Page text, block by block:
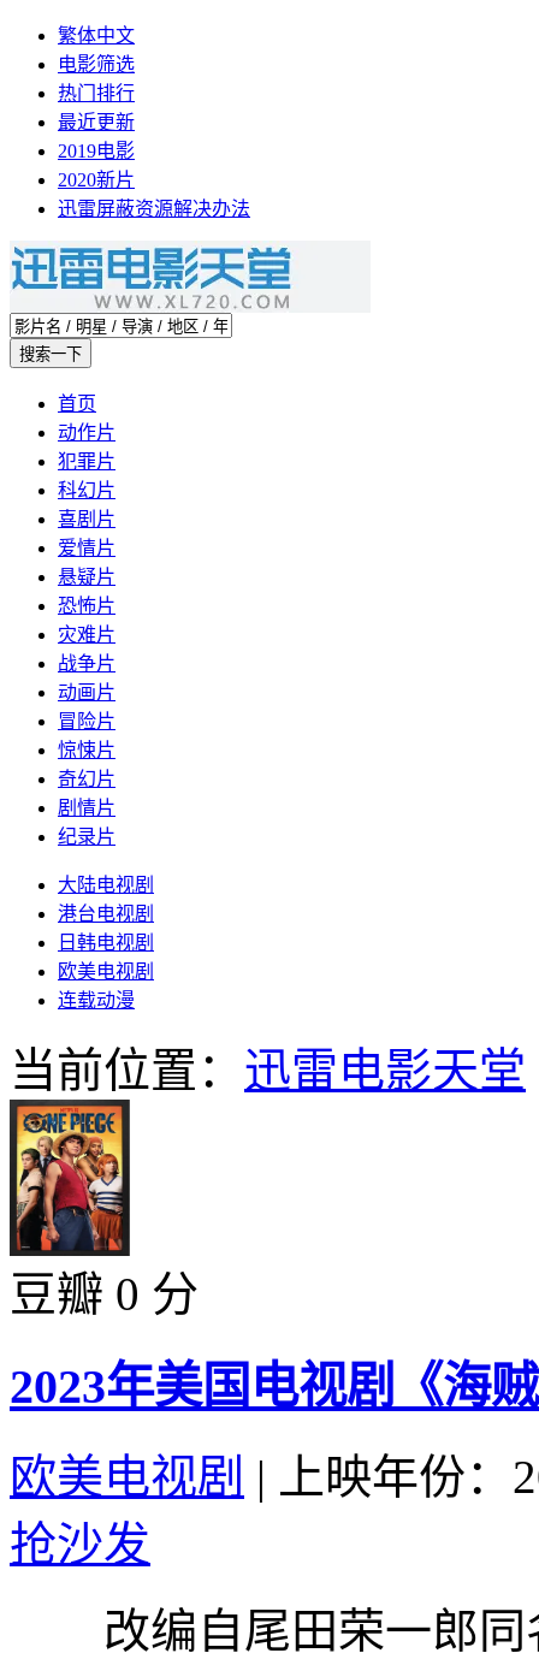
繁体中文
电影筛选
热门排行
最近更新
2019电影
2020新片
迅雷屏蔽资源解决办法
首页
动作片
犯罪片
科幻片
喜剧片
爱情片
悬疑片
恐怖片
灾难片
战争片
动画片
冒险片
惊悚片
奇幻片
剧情片
纪录片
大陆电视剧
港台电视剧
日韩电视剧
欧美电视剧
连载动漫
当前位置： 迅雷电影天堂
豆瓣 0 分
2023年美国电视剧《海
欧美电视剧 |
上映年份：
抢沙发
改编自尾田荣一郎同